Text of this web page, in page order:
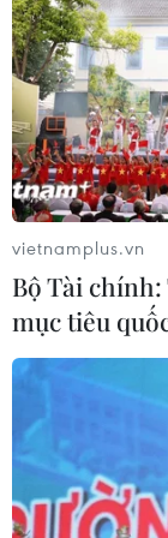
Sơn, Quảng
Phú Thọ, Vĩnh
vietnamplus.vn
Bộ Tài
mục tiêu